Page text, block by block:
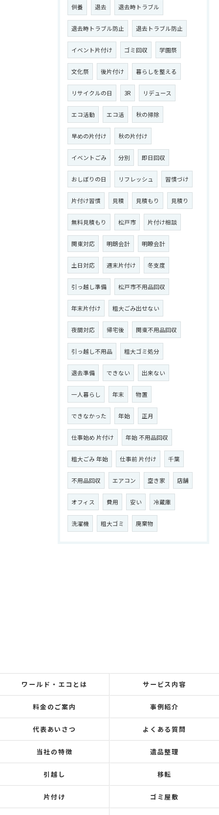
供養 退去 退去時トラブル
退去時トラブル防止 退去トラブル防止
イベント片付け ゴミ回収 学園祭
文化祭 後片付け 暮らしを整える
リサイクルの日 3R リデュース
エコ活動 エコ活 秋の掃除
早めの片付け 秋の片付け
イベントごみ 分別 即日回収
おしぼりの日 リフレッシュ 習慣づけ
片付け習慣 見積 見積もり 見積り
無料見積もり 松戸市 片付け相談
関東対応 明朗会計 明瞭会計
土日対応 週末片付け 冬支度
引っ越し準備 松戸市不用品回収
年末片付け 粗大ごみ出せない
夜間対応 帰宅後 関東不用品回収
引っ越し不用品 粗大ゴミ処分
退去準備 できない 出来ない
一人暮らし 年末 物置
できなかった 年始 正月
仕事始め 片付け 年始 不用品回収
粗大ごみ 年始 仕事前 片付け 千葉
不用品回収 エアコン 空き家 店舗
オフィス 費用 安い 冷蔵庫
洗濯機 粗大ゴミ 廃棄物
ワールド・エコとは サービス内容
料金のご案内 事例紹介
代表あいさつ よくある質問
当社の特徴 遺品整理
引越し 移転
片付け ゴミ屋敷